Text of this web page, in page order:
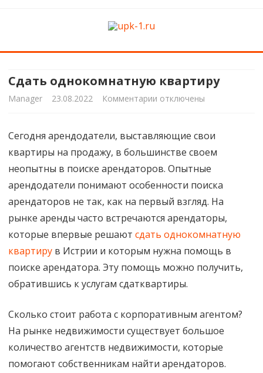
Skip
Сдать однокомнатную квартиру
Manager 23.08.2022 Комментарии к
Сдать
однокомнатную
отключены
Сегодня арендодатели, выставляющие свои
квартиры на продажу, в большинстве своем
неопытны в поиске арендаторов. Опытные
арендодатели понимают особенности поиска
арендаторов не так, как на первый взгляд. На
рынке аренды часто встречаются арендаторы,
которые впервые решают сдать однокомнатную
квартиру в Истрии и которым нужна помощь в
поиске арендатора. Эту помощь можно получить,
обратившись к услугам сдатквартиры.
Сколько стоит работа с корпоративным агентом?
На рынке недвижимости существует большое
количество агентств недвижимости, которые
помогают собственникам найти арендаторов.